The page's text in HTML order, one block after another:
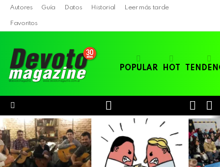
Autores Guía Datos Historial Leer más tarde
Favoritos
POPULAR HOT
SKIN
LATEST
STORIES